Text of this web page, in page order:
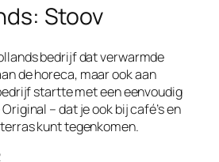
Stoov
bedrijf dat verwarmde
de horeca, maar ook aan
startte met een eenvoudig
– dat je ook bij café’s en
kunt tegenkomen.